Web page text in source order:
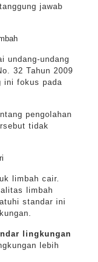
jawab
undang-undang
32 Tahun 2009
ini fokus pada
pengolahan
tidak
limbah cair.
limbah
standar ini
lingkungan
lebih